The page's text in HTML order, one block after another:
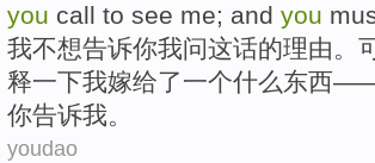
you call to see me; and you
我不想告诉你我问这话的理由。
释一下我嫁给了一个什么东西
你告诉我。
youdao